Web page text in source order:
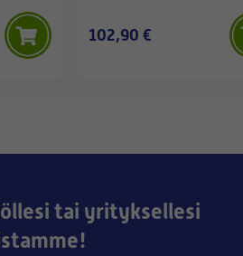
102,90 €
tai yrityksellesi